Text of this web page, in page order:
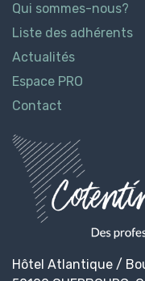
Qui sommes-nous?
Liste des adhérents
Actualités
Espace PRO
Contact
Hôtel Atlantique /